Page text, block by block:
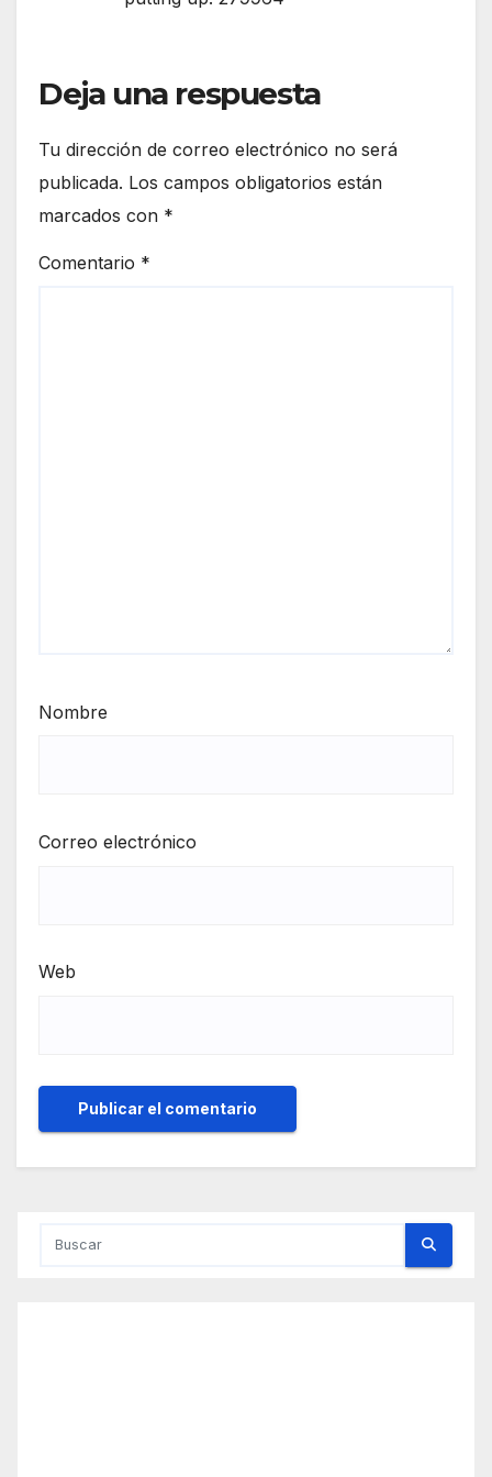
Deja una respuesta
Tu dirección de correo electrónico no será
publicada. Los campos obligatorios están
marcados con *
Comentario *
Nombre
Correo electrónico
Web